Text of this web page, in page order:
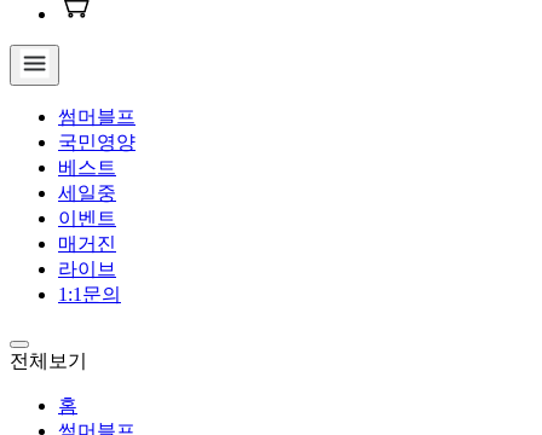
썸머블프
국민영양
베스트
세일중
이벤트
매거진
라이브
1:1문의
전체보기
홈
썸머블프